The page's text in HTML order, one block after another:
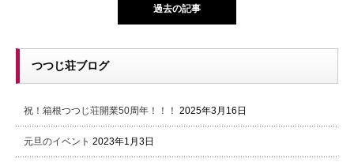
過去の記事
つつじ荘ブログ
祝！箱根つつじ荘開業50周年！！！ 2025年3月16日
元旦のイベント 2023年1月3日